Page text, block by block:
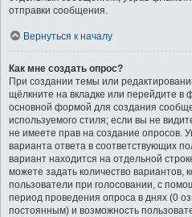
отправки сообщения.
Вернуться к началу
Как мне создать опрос?
При создании темы или
щёлкните на вкладке или перейдите в
основной формой для создания
используемого стиля; если вы не
не имеете прав на создание опросов.
варианта ответа в соответствующих
вариант находится на отдельной
можете задать количество вариантов,
пользователи при голосовании, с
период проведения опроса в днях (0
постоянным) и возможность